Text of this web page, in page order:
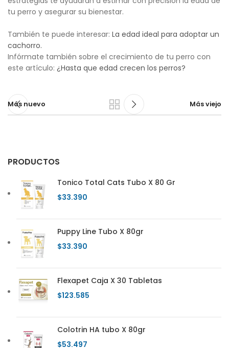
tu perro y asegurar su bienestar.
También te puede interesar: La edad ideal para adoptar un
cachorro.
Infórmate también sobre el crecimiento de tu perro con
este artículo: ¿Hasta que edad crecen los perros?
Más nuevo Más viejo
PRODUCTOS
Tonico Total Cats Tubo X 80 Gr
$33.390
Puppy Line Tubo X 80gr
$33.390
Flexapet Caja X 30 Tabletas
$123.585
Colotrin HA tubo X 80gr
$53.497